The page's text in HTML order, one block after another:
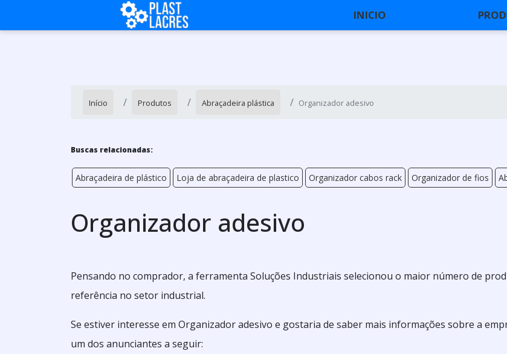
INICIO
Início Produtos Abraçadeira plástica Organizador adesivo
Buscas relacionadas:
Abraçadeira de plástico Loja de abraçadeira de plastico Organizador cabos rack Organizador de fios
Organizador adesivo
Pensando no comprador, a ferramenta Soluções Industriais selecionou o maior número de
referência no setor industrial.
Se estiver interesse em Organizador adesivo e gostaria de saber mais informações sobre a
um dos anunciantes a seguir: